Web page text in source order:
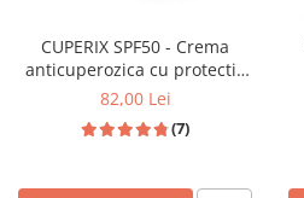
CUPERIX SPF50 - Crema
anticuperozica cu protectie
solara ridicata - 50ML
82,00 Lei
(7)